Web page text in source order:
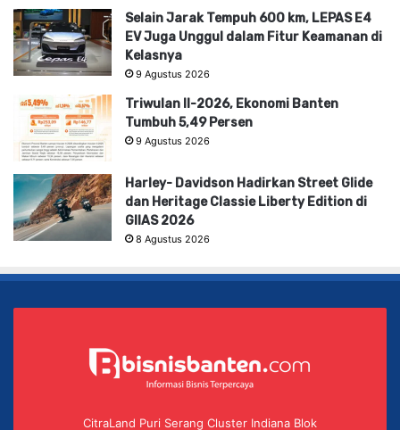
Selain Jarak Tempuh 600 km, LEPAS E4
EV Juga Unggul dalam Fitur Keamanan di
Kelasnya
9 Agustus 2026
Triwulan II-2026, Ekonomi Banten
Tumbuh 5,49 Persen
9 Agustus 2026
Harley- Davidson Hadirkan Street Glide
dan Heritage Classie Liberty Edition di
GIIAS 2026
8 Agustus 2026
CitraLand Puri Serang Cluster Indiana Blok